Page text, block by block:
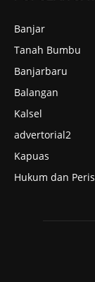
Banjar
Tanah Bumbu
Banjarbaru
Balangan
Kalsel
advertorial2
Kapuas
Hukum dan